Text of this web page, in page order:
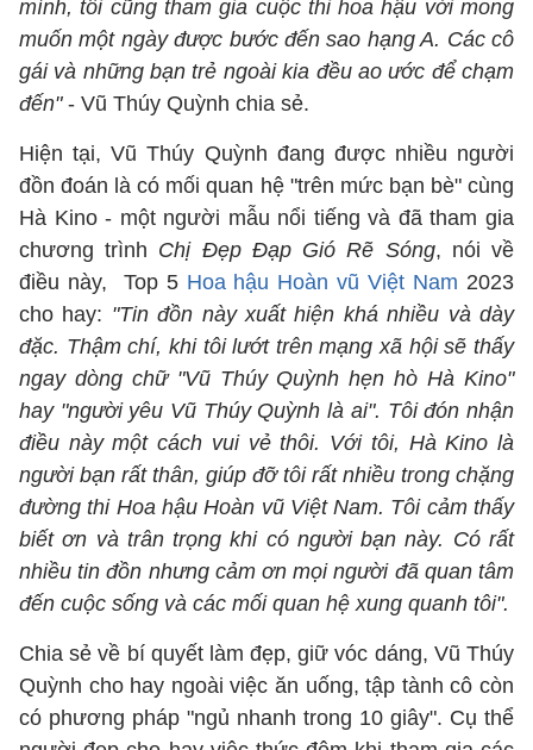
mình, tôi cũng tham gia cuộc thi hoa hậu với mong
muốn một ngày được bước đến sao hạng A. Các cô
gái và những bạn trẻ ngoài kia đều ao ước để chạm
đến" - Vũ Thúy Quỳnh chia sẻ.
Hiện tại, Vũ Thúy Quỳnh đang được nhiều người
đồn đoán là có mối quan hệ "trên mức bạn bè" cùng
Hà Kino - một người mẫu nổi tiếng và đã tham gia
chương trình Chị Đẹp Đạp Gió Rẽ Sóng, nói về
điều này, Top 5 Hoa hậu Hoàn vũ Việt Nam 2023
cho hay: "Tin đồn này xuất hiện khá nhiều và dày
đặc. Thậm chí, khi tôi lướt trên mạng xã hội sẽ thấy
ngay dòng chữ "Vũ Thúy Quỳnh hẹn hò Hà Kino"
hay "người yêu Vũ Thúy Quỳnh là ai". Tôi đón nhận
điều này một cách vui vẻ thôi. Với tôi, Hà Kino là
người bạn rất thân, giúp đỡ tôi rất nhiều trong chặng
đường thi Hoa hậu Hoàn vũ Việt Nam. Tôi cảm thấy
biết ơn và trân trọng khi có người bạn này. Có rất
nhiều tin đồn nhưng cảm ơn mọi người đã quan tâm
đến cuộc sống và các mối quan hệ xung quanh tôi".
Chia sẻ về bí quyết làm đẹp, giữ vóc dáng, Vũ Thúy
Quỳnh cho hay ngoài việc ăn uống, tập tành cô còn
có phương pháp "ngủ nhanh trong 10 giây". Cụ thể